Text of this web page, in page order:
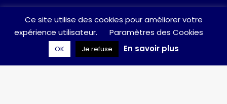
S'inscrire
Ce site utilise des cookies pour améliorer votre
expérience utilisateur.
Paramètres des Cookies
OK Je refuse En savoir plus